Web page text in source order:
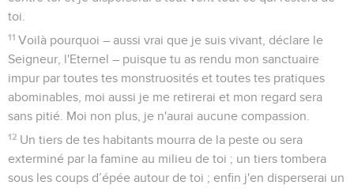
toi.
11 Voilà pourquoi – aussi vrai que je suis vivant, déclare le
Seigneur, l'Eternel – puisque tu as rendu mon sanctuaire
impur par toutes tes monstruosités et toutes tes pratiques
abominables, moi aussi je me retirerai et mon regard sera
sans pitié. Moi non plus, je n'aurai aucune compassion.
12 Un tiers de tes habitants mourra de la peste ou sera
exterminé par la famine au milieu de toi ; un tiers tombera
sous les coups d’épée autour de toi ; enfin j'en disperserai un